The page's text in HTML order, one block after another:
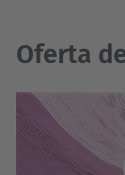
Oferta